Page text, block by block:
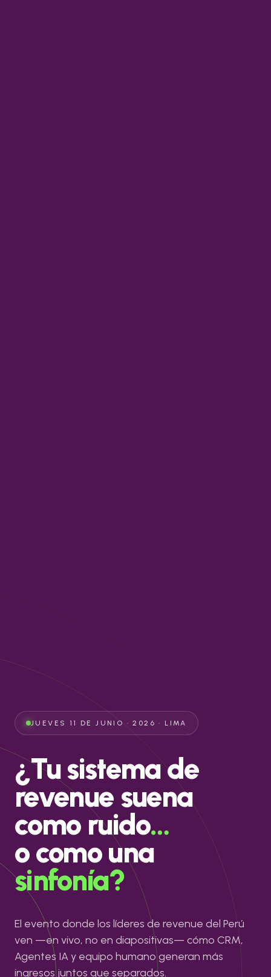
JUEVES 11 DE JUNIO · 2026 · LIMA
¿Tu sistema de
revenue suena
como ruido…
o como una
sinfonía?
El evento donde los líderes de revenue del Perú
ven —en vivo, no en diapositivas— cómo CRM,
Agentes IA y equipo humano generan más
ingresos juntos que separados.